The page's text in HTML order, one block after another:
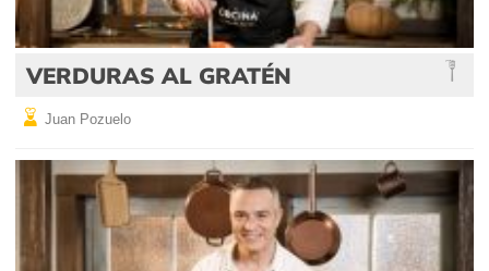
VERDURAS AL GRATÉN
Juan Pozuelo